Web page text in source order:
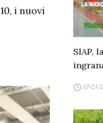
i nuovi
SIAP,
07/21/